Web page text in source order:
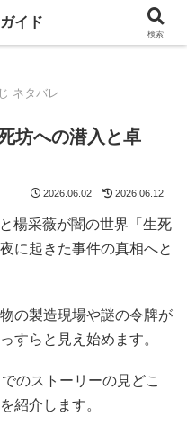
っと面白い！
ネタバレ
坊への潜入と卓
2026.06.02 2026.06.12
楊采薇が闇の世界「生死
に起きた事件の真相へと
の製造現場や謎の令牌が
すらと見え始めます。
のストーリーの見どこ
紹介します。
イド
検索